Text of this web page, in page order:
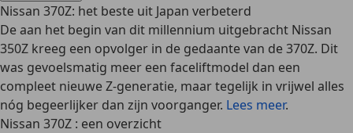
Nissan 370Z: het beste uit Japan verbeterd
De aan het begin van dit millennium uitgebracht Nissan
350Z kreeg een opvolger in de gedaante van de 370Z. Dit
was gevoelsmatig meer een faceliftmodel dan een
compleet nieuwe Z-generatie, maar tegelijk in vrijwel alles
nóg begeerlijker dan zijn voorganger. Lees meer.
Nissan 370Z : een overzicht